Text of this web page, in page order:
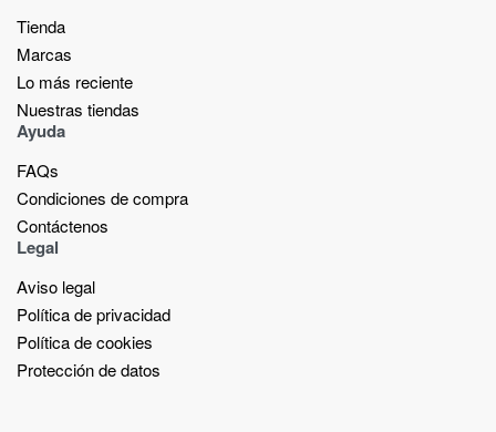
Tienda
Marcas
Lo más reciente​
Nuestras tiendas​
Ayuda
FAQs
Condiciones de compra
Contáctenos
Legal
Aviso legal
Política de privacidad
Política de cookies
Protección de datos